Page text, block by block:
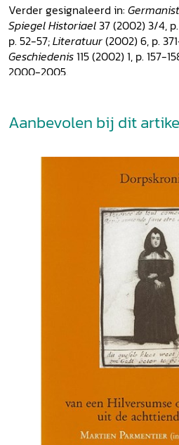
Verder gesignaleerd in:
Spiegel Historiael37 (2002) 3/4,
p. 52-57;Literatuur(2002) 6, p.
Geschiedenis115 (2002) 1, p. 157-
2000-2005.
Aanbevolen bij dit